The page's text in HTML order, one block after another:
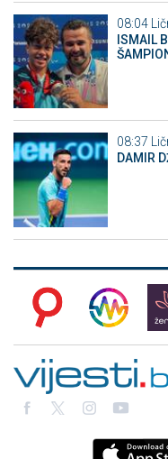
08:04
ISMAIL
08:37
DAMIR